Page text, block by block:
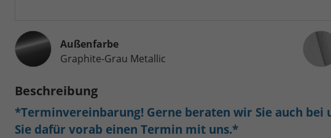
Außenfarbe
Graphite-Grau Metallic
Beschreibung
*Terminvereinbarung! Gerne beraten wir Sie auch
Sie dafür vorab einen Termin mit uns.*